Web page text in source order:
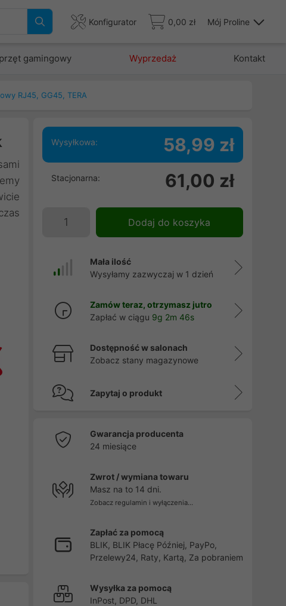
Konfigurator 0,00 zł Mój Proline
gamingowy Wyprzedaż Kontakt
RJ45, GG45, TERA
Wysyłkowa: 58,99 zł
Stacjonarna: 61,00 zł
Dodaj do koszyka
Mała ilość
Wysyłamy zazwyczaj w 1 dzień
Zamów teraz, otrzymasz jutro
Zapłać w ciągu 9g 2m 45s
Dostępność w salonach
Zobacz stany magazynowe
Zapytaj o produkt
Gwarancja producenta
24 miesiące
Zwrot / wymiana towaru
Masz na to 14 dni.
Zobacz regulamin i wyłączenia...
Zapłać za pomocą
BLIK, BLIK Płacę Później, PayPo,
Przelewy24, Raty, Kartą, Za pobraniem
Wysyłka za pomocą
InPost, DPD, DHL